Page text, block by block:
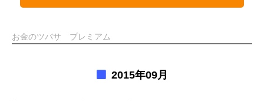
お金のツバサ プレミアム
2015年09月